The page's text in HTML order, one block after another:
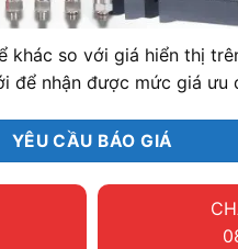
khác so với giá hiển thị
để nhận được mức giá ưu
YÊU CẦU BÁO GIÁ